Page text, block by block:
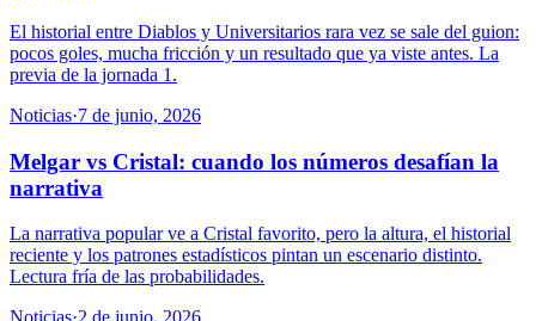
El historial entre Diablos y Universitarios rara vez se sale del guion:
pocos goles, mucha fricción y un resultado que ya viste antes. La
previa de la jornada 1.
Noticias·7 de junio, 2026
Melgar vs Cristal: cuando los números desafían la
narrativa
La narrativa popular ve a Cristal favorito, pero la altura, el historial
reciente y los patrones estadísticos pintan un escenario distinto.
Lectura fría de las probabilidades.